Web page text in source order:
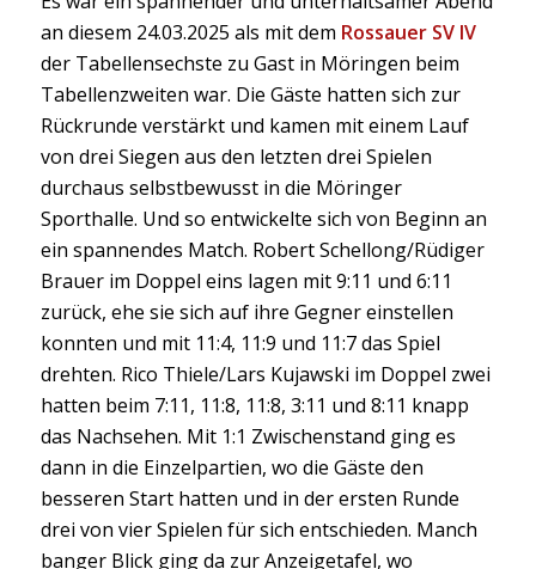
an diesem 24.03.2025 als mit dem Rossauer SV IV
der Tabellensechste zu Gast in Möringen beim
Tabellenzweiten war. Die Gäste hatten sich zur
Rückrunde verstärkt und kamen mit einem Lauf
von drei Siegen aus den letzten drei Spielen
durchaus selbstbewusst in die Möringer
Sporthalle. Und so entwickelte sich von Beginn an
ein spannendes Match. Robert Schellong/Rüdiger
Brauer im Doppel eins lagen mit 9:11 und 6:11
zurück, ehe sie sich auf ihre Gegner einstellen
konnten und mit 11:4, 11:9 und 11:7 das Spiel
drehten. Rico Thiele/Lars Kujawski im Doppel zwei
hatten beim 7:11, 11:8, 11:8, 3:11 und 8:11 knapp
das Nachsehen. Mit 1:1 Zwischenstand ging es
dann in die Einzelpartien, wo die Gäste den
besseren Start hatten und in der ersten Runde
drei von vier Spielen für sich entschieden. Manch
banger Blick ging da zur Anzeigetafel, wo